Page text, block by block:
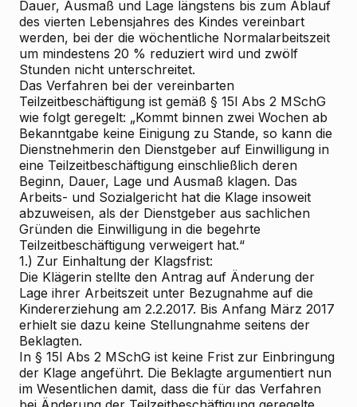
Dauer, Ausmaß und Lage längstens bis zum Ablauf
des vierten Lebensjahres des Kindes vereinbart
werden, bei der die wöchentliche Normalarbeitszeit
um mindestens 20 % reduziert wird und zwölf
Stunden nicht unterschreitet.
Das Verfahren bei der vereinbarten
Teilzeitbeschäftigung ist gemäß § 15l Abs 2 MSchG
wie folgt geregelt: „Kommt binnen zwei Wochen ab
Bekanntgabe keine Einigung zu Stande, so kann die
Dienstnehmerin den Dienstgeber auf Einwilligung in
eine Teilzeitbeschäftigung einschließlich deren
Beginn, Dauer, Lage und Ausmaß klagen. Das
Arbeits- und Sozialgericht hat die Klage insoweit
abzuweisen, als der Dienstgeber aus sachlichen
Gründen die Einwilligung in die begehrte
Teilzeitbeschäftigung verweigert hat.“
1.) Zur Einhaltung der Klagsfrist:
Die Klägerin stellte den Antrag auf Änderung der
Lage ihrer Arbeitszeit unter Bezugnahme auf die
Kindererziehung am 2.2.2017. Bis Anfang März 2017
erhielt sie dazu keine Stellungnahme seitens der
Beklagten.
In § 15l Abs 2 MSchG ist keine Frist zur Einbringung
der Klage angeführt. Die Beklagte argumentiert nun
im Wesentlichen damit, dass die für das Verfahren